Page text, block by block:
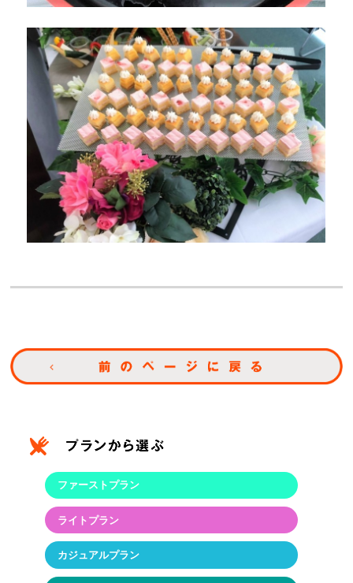
ファーストプラン
ライトプラン
カジュアルプラン